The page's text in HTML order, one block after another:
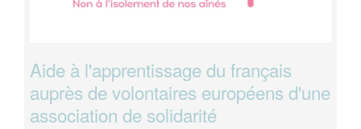
Aide à l'apprentissage du français
auprès de volontaires européens d'une
association de solidarité